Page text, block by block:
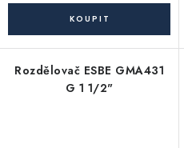
Rozdělovač ESBE GMA431
G 1 1/2"